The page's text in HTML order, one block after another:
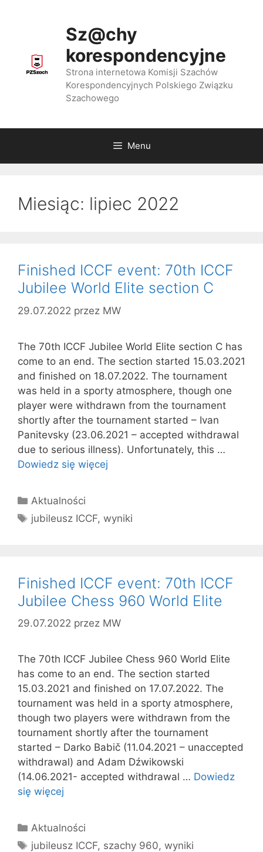
Sz@chy
korespondencyjne
Strona internetowa Komisji Szachów
Korespondencyjnych Polskiego Związku
Szachowego
Menu
Miesiąc: lipiec 2022
Finished ICCF event: 70th ICCF
Jubilee World Elite section C
29.07.2022 przez MW
The 70th ICCF Jubilee World Elite section C has
come to an end. The section started 15.03.2021
and finished on 18.07.2022. The tournament
was held in a sporty atmosphere, though one
player were withdrawn from the tournament
shortly after the tournament started – Ivan
Panitevsky (23.06.2021 – accepted withdrawal
due to serious illness). Unfortunately, this …
Dowiedz się więcej
Kategorie
Aktualności
Tagi
jubileusz ICCF,wyniki
Finished ICCF event: 70th ICCF
Jubilee Chess 960 World Elite
29.07.2022 przez MW
The 70th ICCF Jubilee Chess 960 World Elite
has come to an end. The section started
15.03.2021 and finished on 17.07.2022. The
tournament was held in a sporty atmosphere,
though two players were withdrawn from the
tournament shortly after the tournament
started – Darko Babič (11.04.2021 – unaccepted
withdrawal) and Adam Dźwikowski
(14.06.2021- accepted withdrawal … Dowiedz
się więcej
Kategorie
Aktualności
Tagi
jubileusz ICCF, szachy 960,wyniki